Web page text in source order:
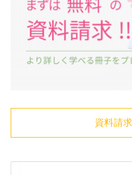
資料請